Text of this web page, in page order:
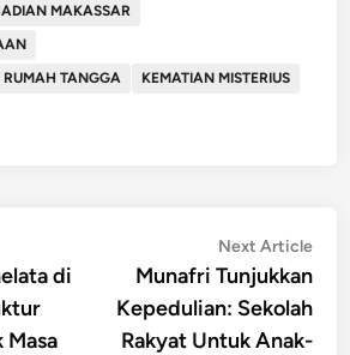
MAKASSAR
TANGGA
KEMATIAN MISTERIUS
di
Next Article
Munafri Tunjukkan
Kepedulian: Sekolah
Rakyat Untuk Anak-